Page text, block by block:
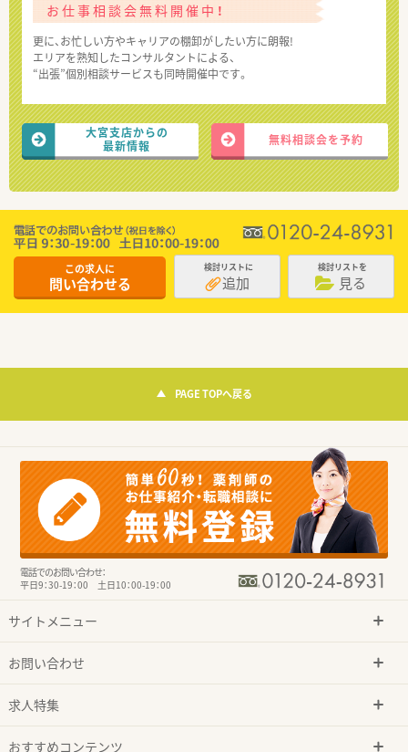
お仕事相談会無料開催中！
更に、お忙しい方やキャリアの棚卸がしたい方に朗報!
エリアを熟知したコンサルタントによる、
“出張”個別相談サービスも同時開催中です。
大宮支店からの
最新情報
無料相談会を予約
この求人に
問い合わせる
検討リストに
追加
検討リストを
見る
PAGE TOPへ戻る
電話でのお問い合わせ：
平日9：30-19：00 土日10：00-19：00
サイトメニュー
お問い合わせ
求人特集
おすすめコンテンツ